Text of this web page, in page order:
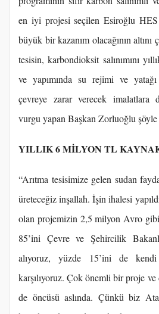
en iyi projesi seçilen Esiroğlu HES
büyük bir kazanım olacağının
tesisin, karbondioksit salınımını
ve yapımında su rejimi ve
çevreye zarar verecek imalatlara
vurgu yapan Başkan Zorluoğlu
YILLIK 6 MİLYON TL
“Arıtma tesisimize gelen sudan
üreteceğiz inşallah. İşin ihalesi
olan projemizin 2,5 milyon Avro
85’ini Çevre ve Şehircilik
alıyoruz, yüzde 15’ini de kendi
karşılıyoruz. Çok önemli bir proje
de öncüsü aslında. Çünkü biz